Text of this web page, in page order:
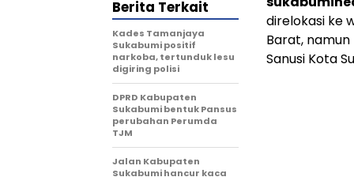
direlokasi ke
Barat,
Sanusi Kota
Berita Terkait
Kades Tamanjaya
Sukabumi positif
narkoba, tertunduk lesu
digiring polisi
DPRD Kabupaten
Sukabumi bentuk Pansus
perubahan Perumda
TJM
Jalan Kabupaten
Sukabumi hancur kaca